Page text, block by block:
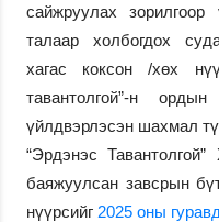
сайжруулах
талаар холбогдох
хагас коксон /хөх
тавантолгой”-н
үйлдвэрлэсэн шахмал
“Эрдэнэс
баяжуулсан завсрын
нүүрсийг 2025 оны